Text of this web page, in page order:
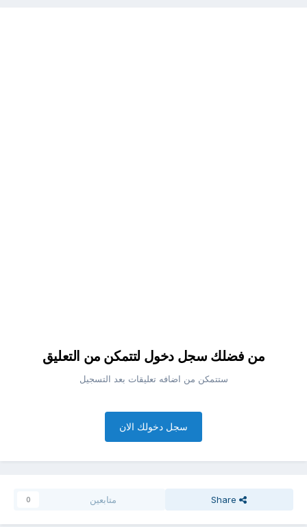
من فضلك سجل دخول لتتمكن من التعليق
ستتمكن من اضافه تعليقات بعد التسجيل
سجل دخولك الان
Share متابعين 0